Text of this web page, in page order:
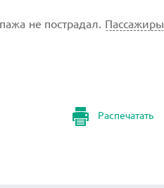
не пострадал. Пассажиры
Распечатать